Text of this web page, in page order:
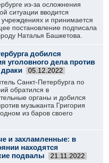
из-за осложнения
ситуации вводится
и принимается
постановление подписала
Наталья Башкетова.
добился
уголовного дела против
драки
05.12.2022
Санкт-Петербурга по
обратился в
органы и добился
музыканта Григория
из баров своего
и захламленные: в
находятся
подвалы
21.11.2022